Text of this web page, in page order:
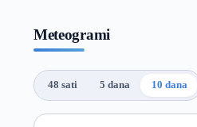
Meteogrami
48 sati 5 dana 10 dana